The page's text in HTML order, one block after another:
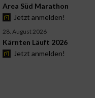
Area Süd Marathon
Jetzt anmelden!
28. August 2026
Kärnten Läuft 2026
Jetzt anmelden!